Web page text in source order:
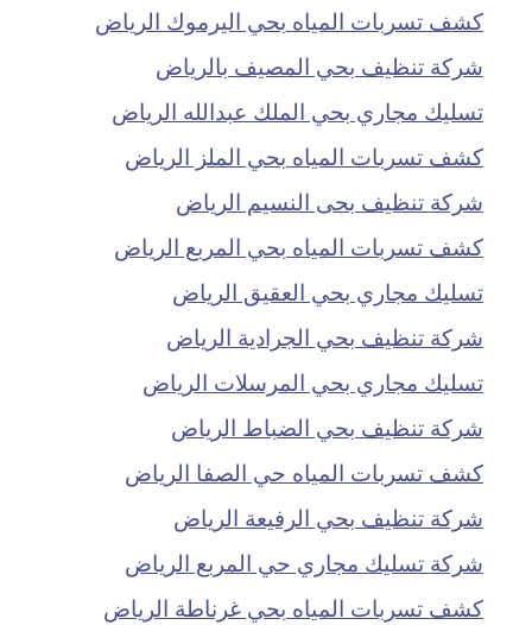
كشف تسربات المياه بحي اليرموك الرياض
شركة تنظيف بحي المصيف بالرياض
تسليك مجاري بحي الملك عبدالله الرياض
كشف تسربات المياه بحي الملز الرياض
شركة تنظيف بحى النسيم الرياض
كشف تسربات المياه بحي المربع الرياض
تسليك مجاري بحي العقيق الرياض
شركة تنظيف بحي الجرادية الرياض
تسليك مجاري بحي المرسلات الرياض
شركة تنظيف بحي الضباط الرياض
كشف تسربات المياه حي الصفا الرياض
شركة تنظيف بحي الرفيعة الرياض
شركة تسليك مجاري حي المربع الرياض
كشف تسربات المياه بحي غرناطة الرياض